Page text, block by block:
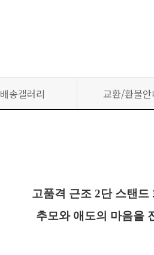
배송갤러리 교환/환불안
고품격 근조 2단 스탠드
추모와 애도의 마음을